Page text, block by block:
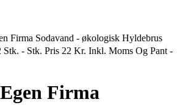
Firma Sodavand - økologisk Hyldebrus
- Stk. Pris 22 Kr. Inkl. Moms Og Pant -
Firma